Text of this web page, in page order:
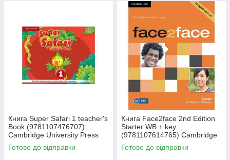
Книга Super Safari 1 teacher's
Book (9781107476707)
Cambridge University Press
Готово до відправки
Книга Face2face 2nd Edition
Starter WB + key
(9781107614765) Cambridge
University Press
Готово до відправки